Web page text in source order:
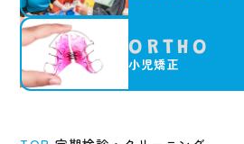
ORTHO
小児矯正